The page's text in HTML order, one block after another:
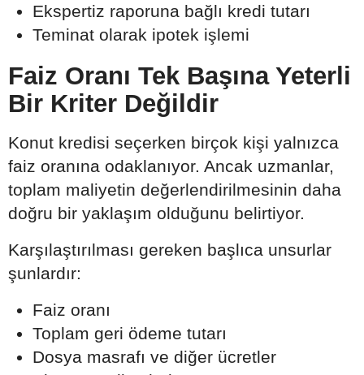
Ekspertiz raporuna bağlı kredi tutarı
Teminat olarak ipotek işlemi
Faiz Oranı Tek Başına Yeterli
Bir Kriter Değildir
Konut kredisi seçerken birçok kişi yalnızca
faiz oranına odaklanıyor. Ancak uzmanlar,
toplam maliyetin değerlendirilmesinin daha
doğru bir yaklaşım olduğunu belirtiyor.
Karşılaştırılması gereken başlıca unsurlar
şunlardır:
Faiz oranı
Toplam geri ödeme tutarı
Dosya masrafı ve diğer ücretler